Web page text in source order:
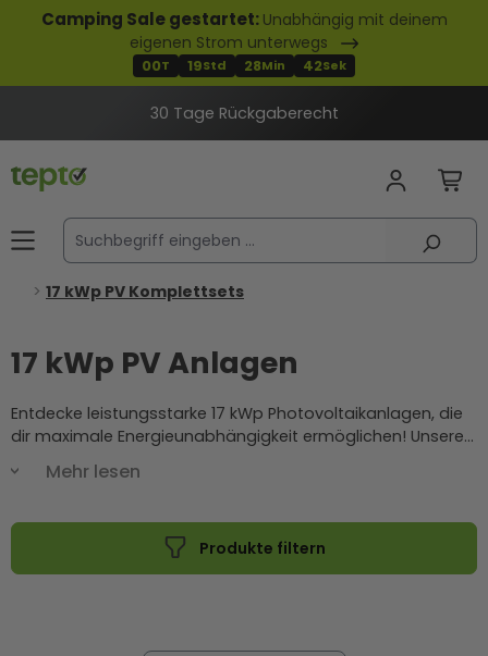
springen
Camping Sale gestartet: Unabhängig mit deinem
eigenen Strom unterwegs
00T 19Std 28Min 41Sek
30 Tage Rückgaberecht
17 kWp PV Komplettsets
17 kWp PV Anlagen
Entdecke leistungsstarke 17 kWp Photovoltaikanlagen, die
dir maximale Energieunabhängigkeit ermöglichen! Unsere
17 kWp Photovoltaikanlage Komplettsets sind perfekt für
größere Haushalte und gewerbliche Anwendungen, die
oder ohne Speicher – du hast die Wahl, welche Lösung am
besten zu deinem Energiebedarf passt.
Mehr lesen
Produkte filtern